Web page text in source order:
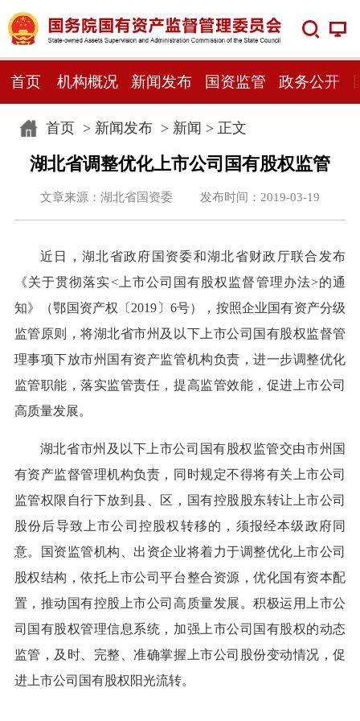
首页 机构概况 新闻发布 国资监管 政务公开
首页> 新闻发布> 新闻 > 正文
湖北省调整优化上市公司国有股权监管
文章来源：湖北省国资委 发布时间：2019-03-19
近日，湖北省政府国资委和湖北省财政厅联合发布
《关于贯彻落实<上市公司国有股权监督管理办法>的通
知》（鄂国资产权〔2019〕6号），按照企业国有资产分级
监管原则，将湖北省市州及以下上市公司国有股权监督管
理事项下放市州国有资产监管机构负责，进一步调整优化
监管职能，落实监管责任，提高监管效能，促进上市公司
高质量发展。
湖北省市州及以下上市公司国有股权监管交由市州国
有资产监督管理机构负责，同时规定不得将有关上市公司
监管权限自行下放到县、区，国有控股股东转让上市公司
股份后导致上市公司控股权转移的，须报经本级政府同
意。国资监管机构、出资企业将着力于调整优化上市公司
股权结构，依托上市公司平台整合资源，优化国有资本配
置，推动国有控股上市公司高质量发展。积极运用上市公
司国有股权管理信息系统，加强上市公司国有股权的动态
监管，及时、完整、准确掌握上市公司股份变动情况，促
进上市公司国有股权阳光流转。